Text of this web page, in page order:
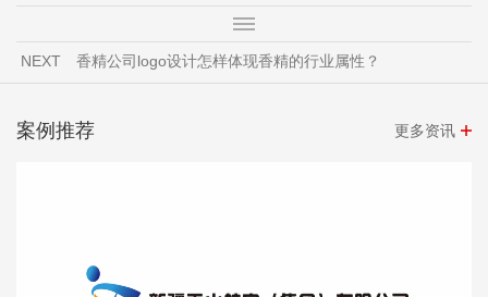
NEXT 香精公司logo设计怎样体现香精的行业属性？
案例推荐 更多资讯